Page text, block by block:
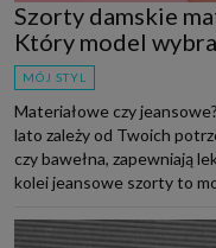
Szorty damskie
Który model
MÓJ STYL
Materiałowe czy
lato zależy od Twoich
czy bawełna, zapewniają
kolei jeansowe szorty to